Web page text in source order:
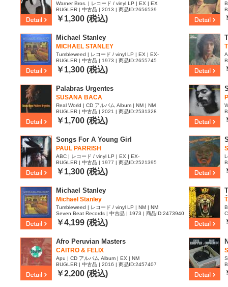
Warner Bros. | レコード / vinyl LP | EX | EX
BUGLER | 中古品 | 2013 | 商品ID:2656539
￥1,300 (税込)
Michael Stanley
MICHAEL STANLEY
Tumbleweed | レコード / vinyl LP | EX | EX-
BUGLER | 中古品 | 1973 | 商品ID:2655745
￥1,300 (税込)
Palabras Urgentes
SUSANA BACA
Real World | CD アルバム Album | NM | NM
BUGLER | 中古品 | 2021 | 商品ID:2531328
￥1,700 (税込)
Songs For A Young Girl
PAUL PARRISH
ABC | レコード / vinyl LP | EX | EX-
BUGLER | 中古品 | 1977 | 商品ID:2521395
￥1,300 (税込)
Michael Stanley
Michael Stanley
Tumbleweed | レコード / vinyl LP | NM | NM
Seven Beat Records | 中古品 | 1973 | 商品ID:2473940
￥4,199 (税込)
Afro Peruvian Masters
CAITRO & FELIX
Apu | CD アルバム Album | EX | NM
BUGLER | 中古品 | 2016 | 商品ID:2457407
￥2,200 (税込)